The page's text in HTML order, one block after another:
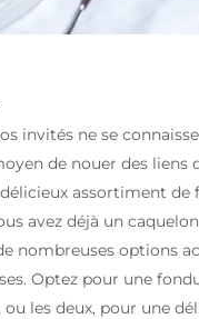
invités ne se
de nouer des liens
assortiment de
avez déjà un
nombreuses options
Optez pour une
les deux, pour une